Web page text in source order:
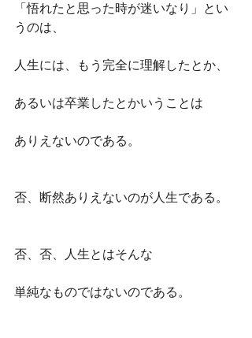
「悟れたと思った時が迷いなり」とい
うのは、
人生には、もう完全に理解したとか、
あるいは卒業したとかいうことは
ありえないのである。
否、断然ありえないのが人生である。
否、否、人生とはそんな
単純なものではないのである。